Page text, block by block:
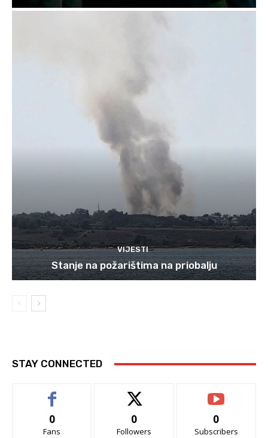
VIJESTI
Stanje na požarištima na priobalju
STAY CONNECTED
0
Fans
0
Followers
0
Subscribers